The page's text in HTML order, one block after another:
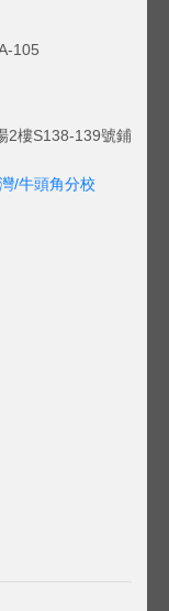
105
2樓S138-139號鋪
/牛頭角分校